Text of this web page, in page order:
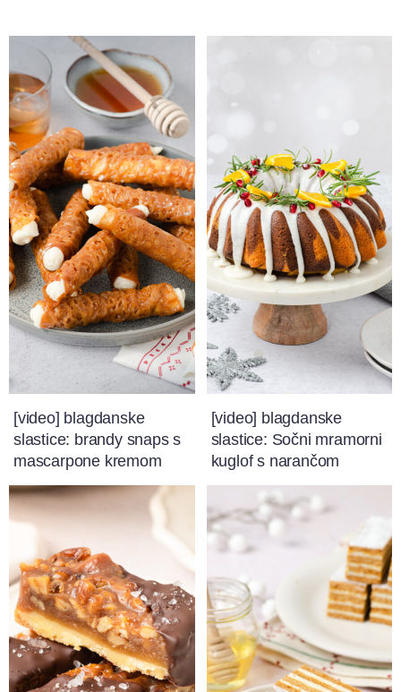
[video] blagdanske
slastice: brandy snaps s
mascarpone kremom
[video] blagdanske
slastice: Sočni mramorni
kuglof s narančom